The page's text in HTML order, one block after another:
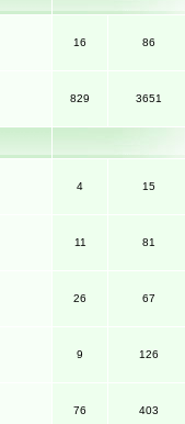
16 86
829 3651
4 15
11 81
26 67
9 126
76 403